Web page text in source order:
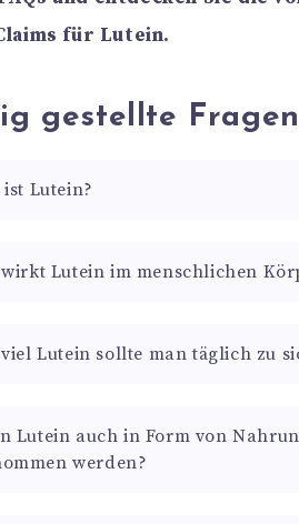
für Lutein.
gestellte Fragen
ist Lutein?
wirkt Lutein im menschlichen
viel Lutein sollte man täglich zu
Lutein auch in Form von
werden?